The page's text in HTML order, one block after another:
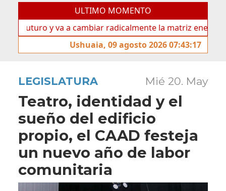
ULTIMO MOMENTO
y va a cambiar radicalmente la matriz energética de
Ushuaia, 09 agosto 2026 07:43:17
LEGISLATURA Mié 20. May
Teatro, identidad y el
sueño del edificio
propio, el CAAD festeja
un nuevo año de labor
comunitaria